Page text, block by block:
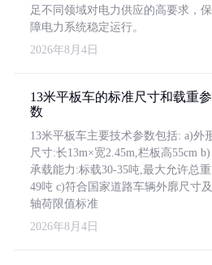
足不同领域对电力供应的高要求，保
障电力系统稳定运行。
2026年8月4日
13米平板车的标准尺寸和载重参
数
13米平板车主要技术参数包括: a)外
尺寸:长13m×宽2.45m,栏板高55cm b)
承载能力:标载30-35吨,最大允许总重
49吨 c)符合国家道路车辆外廓尺寸及
轴荷限值标准
2026年8月4日